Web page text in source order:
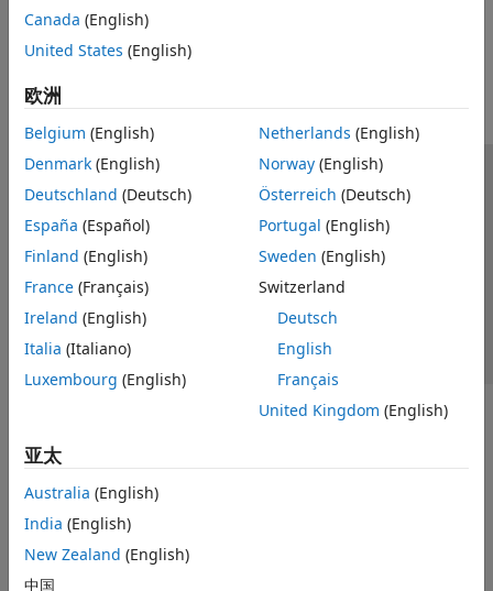
Canada (English)
United States (English)
欧洲
Belgium (English)
Denmark (English)
Deutschland (Deutsch)
España (Español)
Finland (English)
France (Français)
Ireland (English)
Italia (Italiano)
Luxembourg (English)
Netherlands (English)
Norway(English)
Österreich (Deutsch)
Portugal (English)
Sweden (English)
Switzerland
Deutsch
English
Français
United Kingdom (English)
亚太
Australia (English)
India (English)
New Zealand (English)
中国
信任中心 商标 隐私政策 防盗版
应用程序状态
联系我们
© 1994-2026 The MathWorks, Inc.